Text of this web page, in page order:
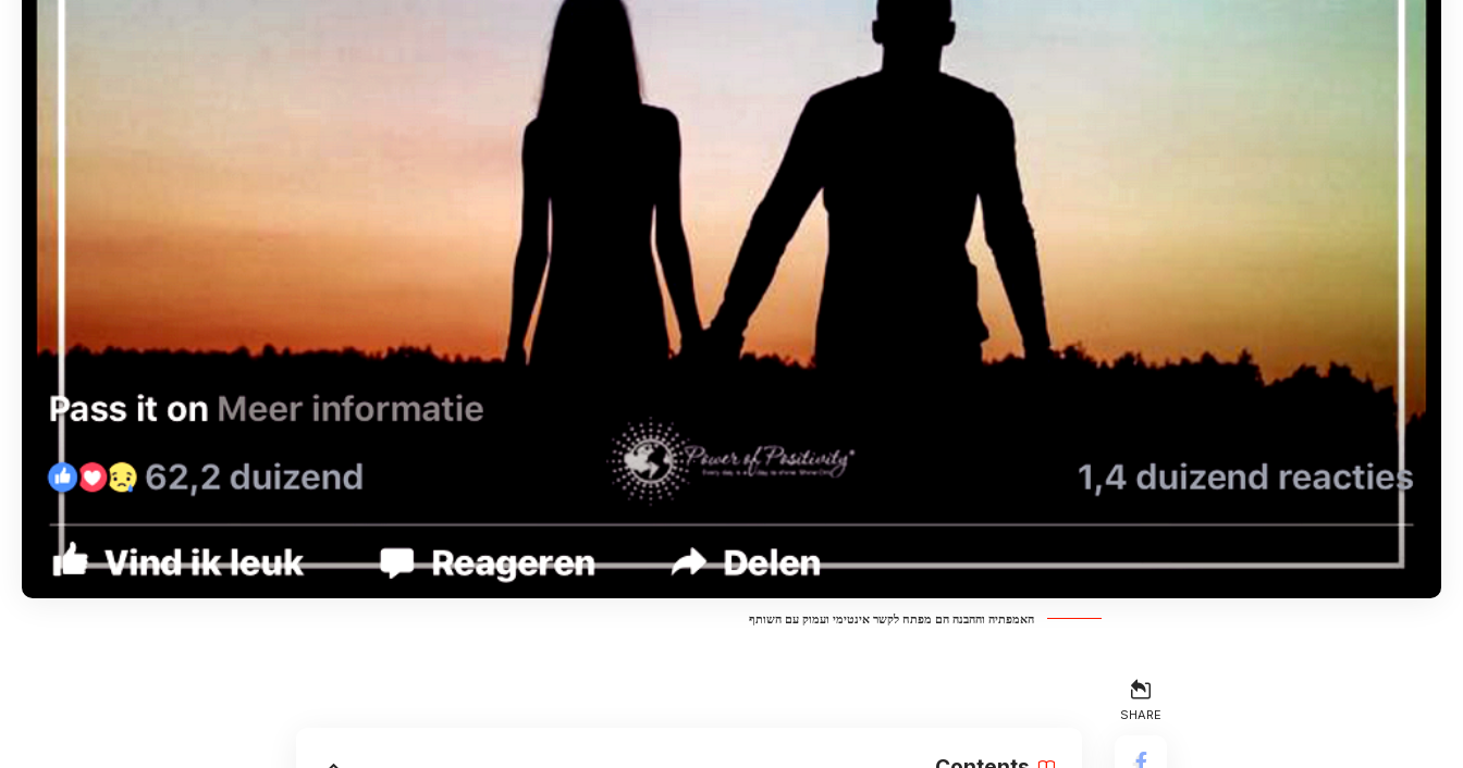
האמפתיה וההבנה הם מפתח לקשר אינטימי ועמוק עם השותף
SHARE